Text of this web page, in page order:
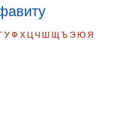
У Ф Х Ц Ч Ш Щ Ъ Э Ю Я